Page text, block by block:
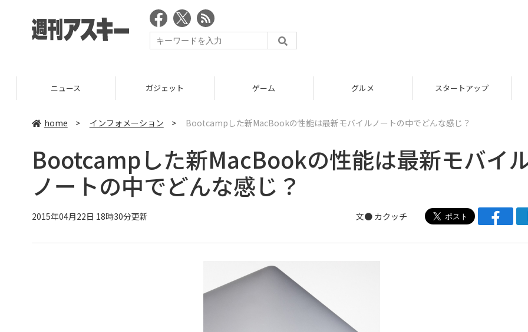
ニュース ガジェット ゲーム グルメ スタートアップ
home > インフォメーション > Bootcampした新MacBookの性能は最新モバイルノートの中でどんな感じ？
Bootcampした新MacBookの性能は最新モバイ
ノートの中でどんな感じ？
2015年04月22日 18時30分更新 文● カクッチ